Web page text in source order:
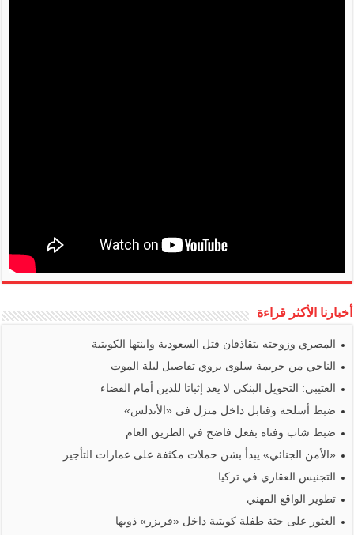
أخبارنا الأكثر قراءة
المصري وزوجته يتقاذفان قتل السعودية وابنتها الكويتية
الناجي من جريمة سلوى يروي تفاصيل ليلة الموت
العتيبي: التحويل البنكي لا يعد إثباتا للدين أمام القضاء
ضبط أسلحة وقنابل داخل منزل في «الأندلس»
ضبط شاب وفتاة بفعل فاضح في الطريق العام
«الأمن الجنائي» يبدأ بشن حملات مكثفة على عمارات التأجير
التجنيس العقاري في تركيا
تطوير الواقع المهني
العثور على جثة طفلة كويتية داخل «فريزر» ذويها